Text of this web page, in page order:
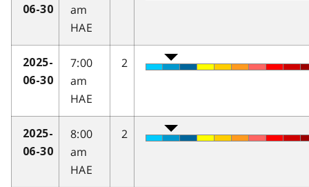
06-30
am
HAE
2025-
06-30
7:00
am
HAE
2
2025-
06-30
8:00
am
HAE
2